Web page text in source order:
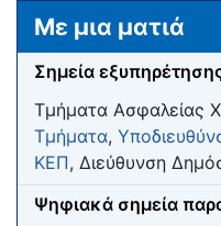
Μετάβαση σε: πλοήγηση
Με μια ματιά
Σημεία
Τμήματα Ασφαλείας
Τμήματα,
ΚΕΠ, Διεύθυνση
Ψηφιακά σημεία